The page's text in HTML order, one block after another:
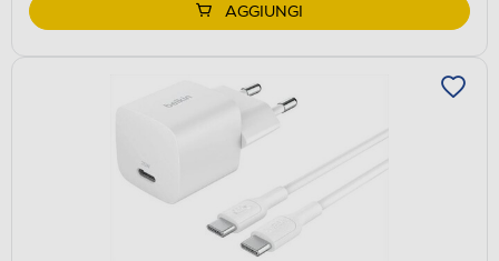
AGGIUNGI